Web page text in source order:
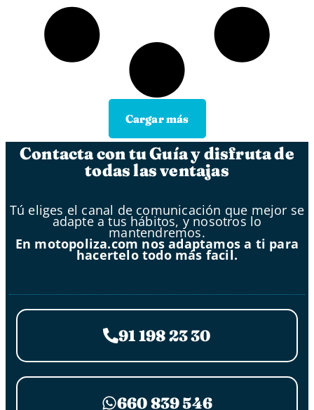
Cargar más
Contacta con tu Guía y disfruta de
todas las ventajas
Tú eliges el canal de comunicación que mejor se
adapte a tus hábitos, y nosotros lo
mantendremos.
En motopoliza.com nos adaptamos a ti para
hacertelo todo más facil.
91 198 23 30
660 839 546